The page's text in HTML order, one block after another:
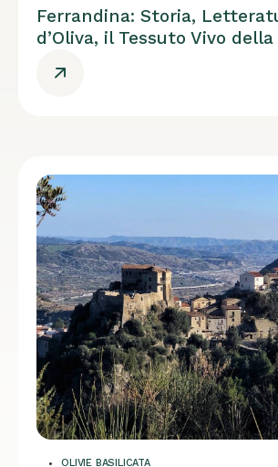
Ferrandina: Storia,
d’Oliva, il Tessuto Vivo
OLIVIE BASILICATA